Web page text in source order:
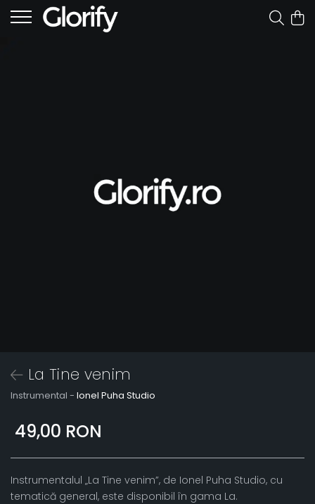
La Tine venim
Instrumental - Ionel Puha Studio
49,00 RON
Instrumentalul „La Tine venim”, de Ionel Puha Studio, cu
tematică general, este disponibil în gama La.